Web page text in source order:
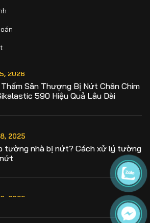
2026
590 Hiệu Quả Lâu Dài
2025
2025
chống thấm sika là bao nhiêu?
dẫn định mức từng loại sika chống
2025